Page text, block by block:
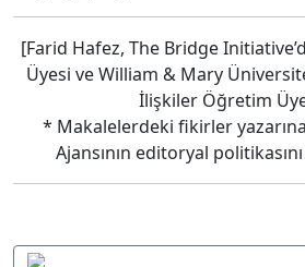
[Farid Hafez, The Bridge
Üyesi ve William & Mary
İlişkiler Öğretim
* Makalelerdeki fikirler
Ajansının editoryal